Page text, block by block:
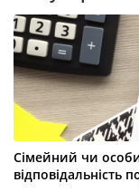
Сімейний чи
відповідальність